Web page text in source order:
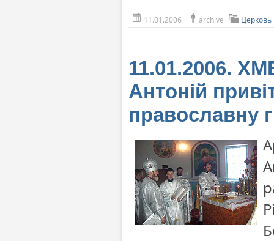
11.01.2006 archive
11.01.2006.
Антоній
православну